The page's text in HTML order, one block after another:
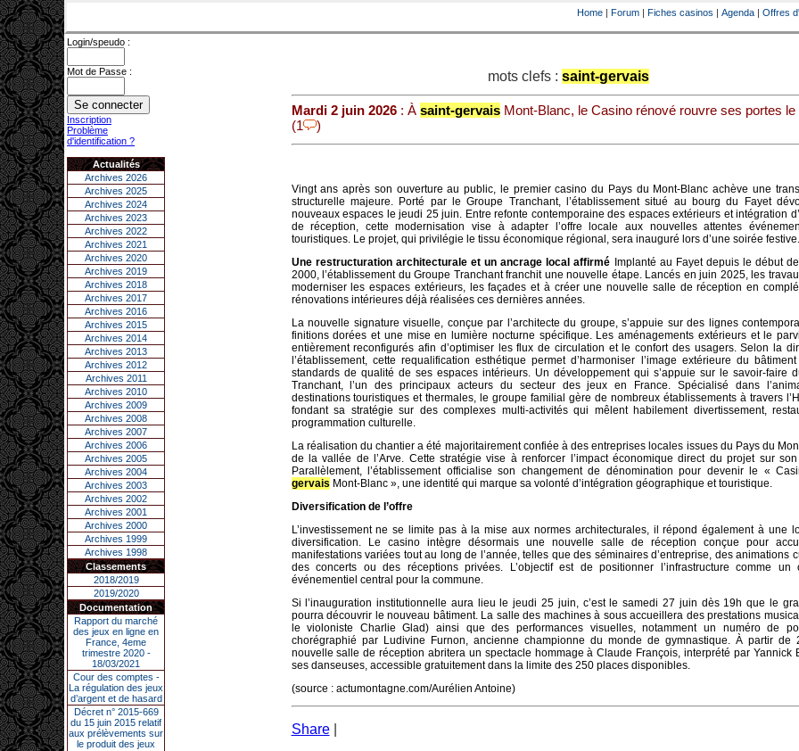
Home | Forum | Fiches casinos | Agenda | Offres
Login/speudo :
Mot de Passe :
Inscription
Problème
d'identification ?
Actualités
Archives 2026
Archives 2025
Archives 2024
Archives 2023
Archives 2022
Archives 2021
Archives 2020
Archives 2019
Archives 2018
Archives 2017
Archives 2016
Archives 2015
Archives 2014
Archives 2013
Archives 2012
Archives 2011
Archives 2010
Archives 2009
Archives 2008
Archives 2007
Archives 2006
Archives 2005
Archives 2004
Archives 2003
Archives 2002
Archives 2001
Archives 2000
Archives 1999
Archives 1998
Classements
2018/2019
2019/2020
Documentation
Rapport du marché
des jeux en ligne en
France, 4eme
trimestre 2020 -
18/03/2021
Cour des comptes -
La régulation des jeux
d’argent et de hasard
Décret n° 2015-669
du 15 juin 2015 relatif
aux prélèvements sur
le produit des jeux
mots clefs : saint-gervais
Mardi 2 juin 2026: À saint-gervaisMont-Blanc, le Casino rénové rouvre ses portes le
(1
)
Vingt ans après son ouverture au public, le premier casino du Pays du Mont-Blanc achève une
structurelle majeure. Porté par le Groupe Tranchant, l’établissement situé au bourg du Fayet
nouveaux espaces le jeudi 25 juin. Entre refonte contemporaine des espaces extérieurs et intégration
de réception, cette modernisation vise à adapter l’offre locale aux nouvelles attentes
touristiques. Le projet, qui privilégie le tissu économique régional, sera inauguré lors d’une soirée festive.
Une restructuration architecturale et un ancrage local affirmé Implanté au Fayet depuis le début
2000, l’établissement du Groupe Tranchant franchit une nouvelle étape. Lancés en juin 2025, les
moderniser les espaces extérieurs, les façades et à créer une nouvelle salle de réception en
rénovations intérieures déjà réalisées ces dernières années.
La nouvelle signature visuelle, conçue par l’architecte du groupe, s’appuie sur des lignes
finitions dorées et une mise en lumière nocturne spécifique. Les aménagements extérieurs et le
entièrement reconfigurés afin d’optimiser les flux de circulation et le confort des usagers. Selon la
l’établissement, cette requalification esthétique permet d’harmoniser l’image extérieure du
standards de qualité de ses espaces intérieurs. Un développement qui s’appuie sur le savoir-faire
Tranchant, l’un des principaux acteurs du secteur des jeux en France. Spécialisé dans
destinations touristiques et thermales, le groupe familial gère de nombreux établissements à travers
fondant sa stratégie sur des complexes multi-activités qui mêlent habilement divertissement,
programmation culturelle.
La réalisation du chantier a été majoritairement confiée à des entreprises locales issues du Pays du
de la vallée de l’Arve. Cette stratégie vise à renforcer l’impact économique direct du projet sur
Parallèlement, l’établissement officialise son changement de dénomination pour devenir le «
gervais Mont-Blanc », une identité qui marque sa volonté d’intégration géographique et touristique.
Diversification de l’offre
L’investissement ne se limite pas à la mise aux normes architecturales, il répond également à une
diversification. Le casino intègre désormais une nouvelle salle de réception conçue pour
manifestations variées tout au long de l’année, telles que des séminaires d’entreprise, des animations
des concerts ou des réceptions privées. L’objectif est de positionner l’infrastructure comme un
événementiel central pour la commune.
Si l’inauguration institutionnelle aura lieu le jeudi 25 juin, c’est le samedi 27 juin dès 19h que le
pourra découvrir le nouveau bâtiment. La salle des machines à sous accueillera des prestations
le violoniste Charlie Glad) ainsi que des performances visuelles, notamment un numéro de
chorégraphié par Ludivine Furnon, ancienne championne du monde de gymnastique. À partir de
nouvelle salle de réception abritera un spectacle hommage à Claude François, interprété par Yannick
ses danseuses, accessible gratuitement dans la limite des 250 places disponibles.
(source : actumontagne.com/Aurélien Antoine)
Share